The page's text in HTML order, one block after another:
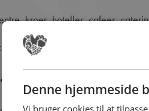
kroer, hoteller, cafeer,
engros/B2B/foodservice i
Denne hjemmeside
Vi bruger cookies til at